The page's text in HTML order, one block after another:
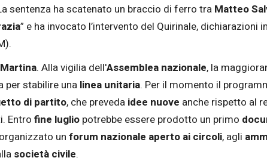
sentenza ha scatenato un braccio di ferro tra Matteo
” e ha invocato l’intervento del Quirinale,
. Alla vigilia dell'Assemblea nazionale, la
per stabilire una linea unitaria. Per il momento il
di partito, che preveda idee nuove anche rispetto al
Entro fine luglio potrebbe essere prodotto un primo
unforum nazionale aperto ai circoli, agli
società civile.